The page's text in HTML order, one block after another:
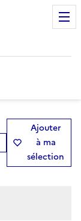
Ajouter
à ma
sélection